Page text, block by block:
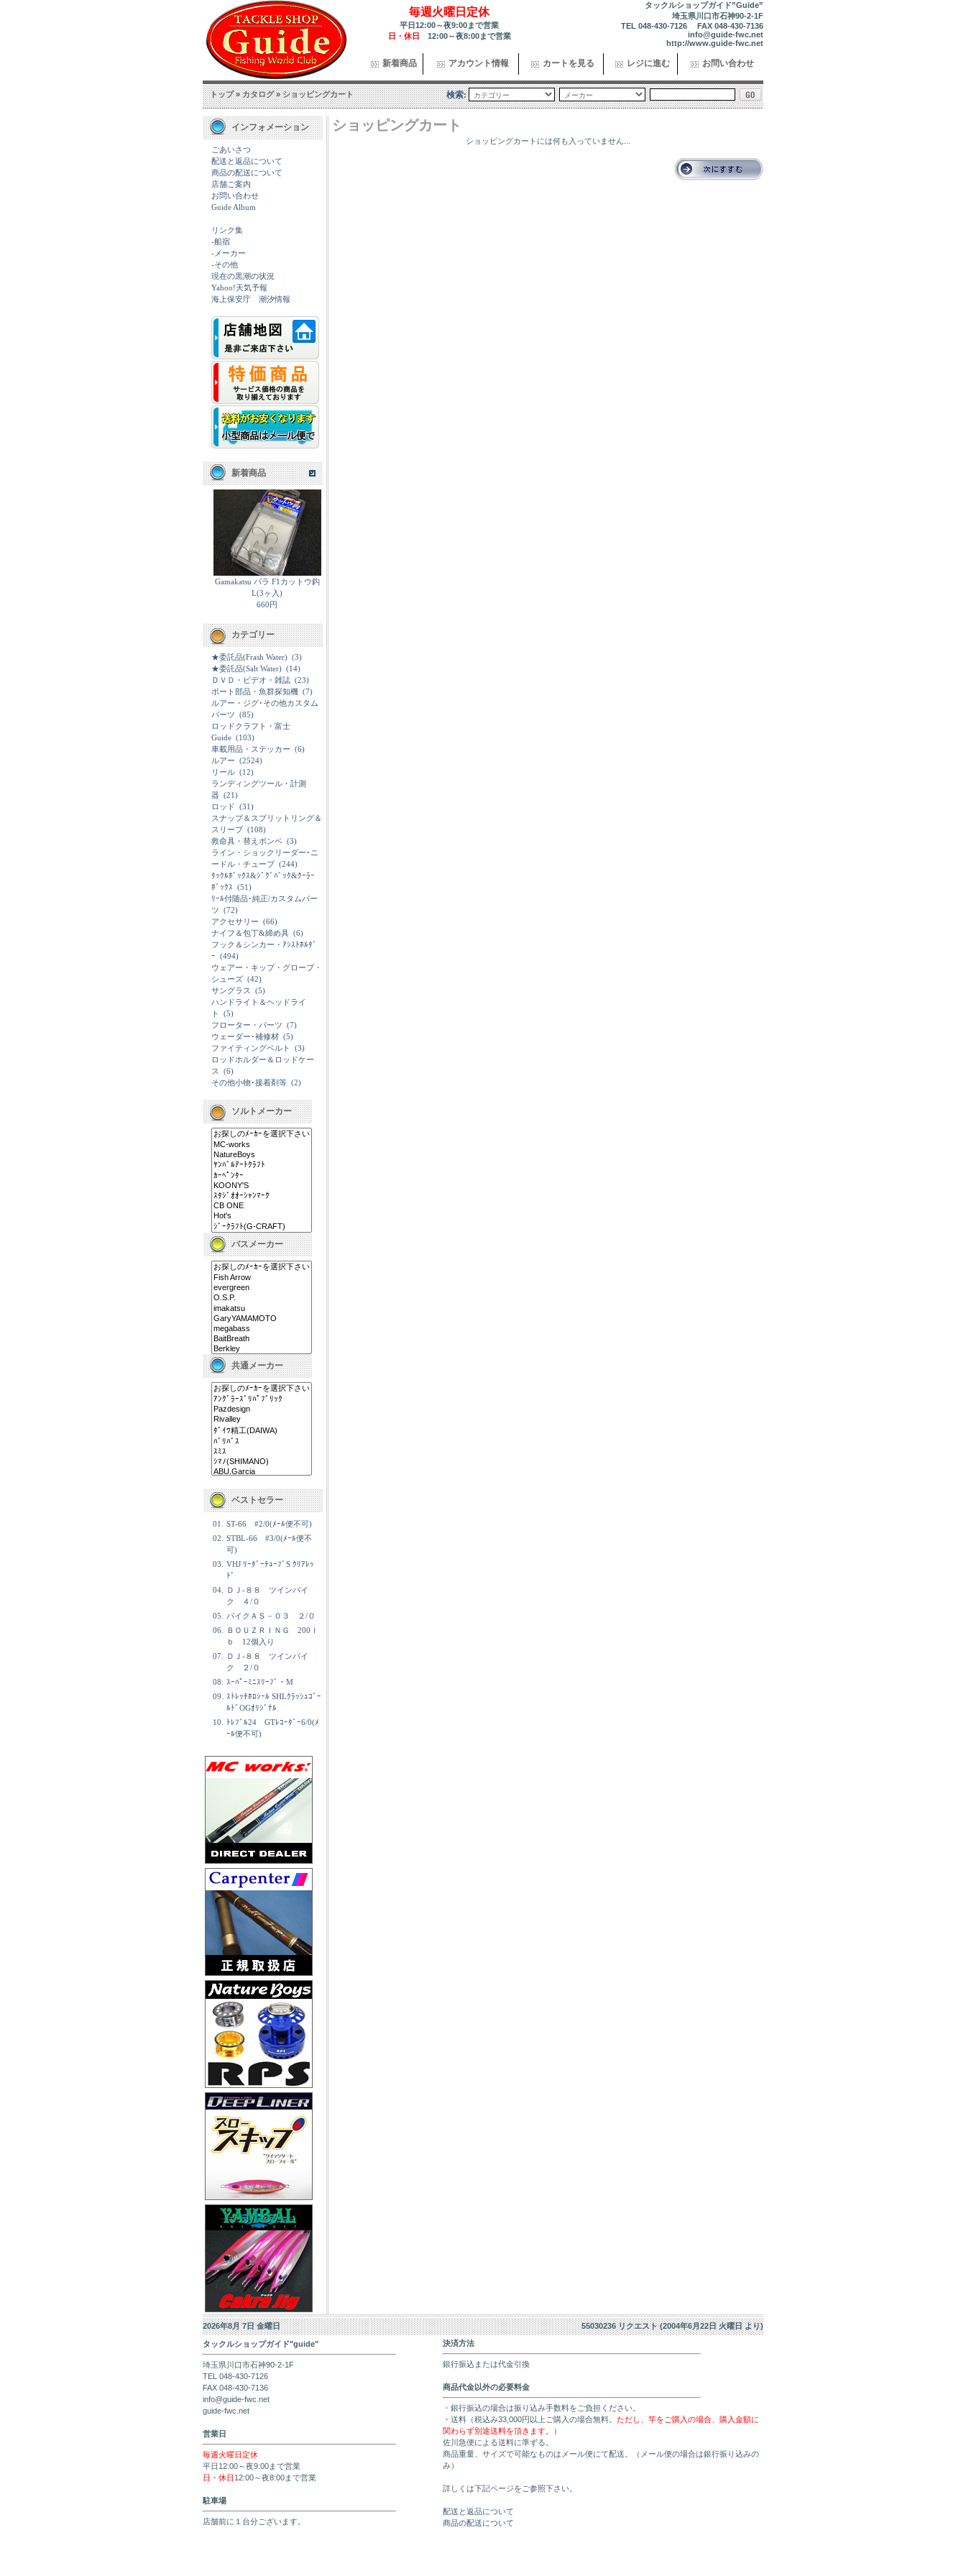
毎週火曜日定休
平日12:00～夜9:00まで営業
日・休日 12:00～夜8:00まで営業
タックルショップガイド”Guide”
埼玉県川口市石神90-2-1F
TEL 048-430-7126 FAX 048-430-7136
info@guide-fwc.net
http://www.guide-fwc.net
新着商品 アカウント情報 カートを見る レジに進む お問い合わせ
トップ»カタログ»ショッピングカート 検索:
インフォメーション
ごあいさつ
配送と返品について
商品の配送について
店舗ご案内
お問い合わせ
Guide Album
リンク集
-船宿
-メーカー
-その他
現在の黒潮の状況
Yahoo!天気予報
海上保安庁 潮汐情報
新着商品
Gamakatsu バラ F1カットウ鈎
L(3ヶ入)
660円
カテゴリー
★委託品(Frash Water) (3)
★委託品(Salt Water) (14)
ＤＶＤ・ビデオ・雑誌 (23)
ボート部品・魚群探知機 (7)
ルアー・ジグ･その他カスタム
パーツ (85)
ロッドクラフト・富士
Guide (103)
車載用品・ステッカー (6)
ルアー (2524)
リール (12)
ランディングツール・計測
器 (21)
ロッド (31)
スナップ＆スプリットリング＆
スリーブ (108)
救命具・替えボンベ (3)
ライン・ショックリーダー･ニ
ードル・チューブ (244)
ﾀｯｸﾙﾎﾞｯｸｽ&ｼﾞｸﾞﾊﾞｯｸ&ｸｰﾗｰ
ﾎﾞｯｸｽ (51)
ﾘｰﾙ付随品･純正/カスタムパー
ツ (72)
アクセサリー (66)
ナイフ＆包丁&締め具 (6)
フック＆シンカー・ｱｼｽﾄﾎﾙﾀﾞ
ｰ (494)
ウェアー・キップ・グローブ・
シューズ (42)
サングラス
(5)
ハンドライト＆ヘッドライ
ト
(5)
フローター・パーツ (7)
ウェーダー･補修材 (5)
ファイティングベルト
(3)
ロッドホルダー＆ロッドケー
ス
(6)
その他小物･接着剤等 (2)
ソルトメーカー
バスメーカー
共通メーカー
ベストセラー
01.
ST-66 #2/0(ﾒｰﾙ便不可)
02.
STBL-66 #3/0(ﾒｰﾙ便不
可)
03.
VHJ ﾘｰﾀﾞｰﾁｭｰﾌﾞS ｸﾘｱﾚｯ
ﾄﾞ
04.
ＤＪ-８８ ツインパイ
ク ４/０
05.
パイクＡＳ－０３ ２/０
06.
ＢＯＵＺＲＩＮＧ 200ｌ
ｂ 12個入り
07.
ＤＪ-８８ ツインパイ
ク ２/０
08.
ｽｰﾊﾟｰﾐﾆｽﾘｰﾌﾞ・M
09.
ｽﾄﾚｯﾁﾎﾛｼｰﾙ SHLｸﾗｯｼｭｺﾞｰ
ﾙﾄﾞOGｵﾘｼﾞﾅﾙ
10.
ﾄﾚﾌﾞﾙ24 GTﾚｺｰﾀﾞｰ6/0(ﾒ
ｰﾙ便不可)
ショッピングカート
ショッピングカートには何も入っていません...
2026年8月 7日 金曜日 55030236 リクエスト (2004年6月22日 火曜日 より)
タックルショップガイド"guide"
埼玉県川口市石神90-2-1F
TEL 048-430-7126
FAX 048-430-7136
info@guide-fwc.net
guide-fwc.net
営業日
毎週火曜日定休
平日12:00～夜9:00まで営業
日・休日 12:00～夜8:00まで営業
駐車場
店舗前に１台分ございます。
決済方法
銀行振込または代金引換
商品代金以外の必要料金
・銀行振込の場合は振り込み手数料をご負担ください。
・送料（税込み33,000円以上ご購入の場合無料。 ただし、竿をご購入の場合、購入金額に
関わらず別途送料を頂きます。
）
佐川急便による送料に準ずる。
商品重量、サイズで可能なものはメール便にて配送。（メール便の場合は銀行振り込みの
み）
詳しくは下記ページをご参照下さい。
配送と返品について
商品の配送について